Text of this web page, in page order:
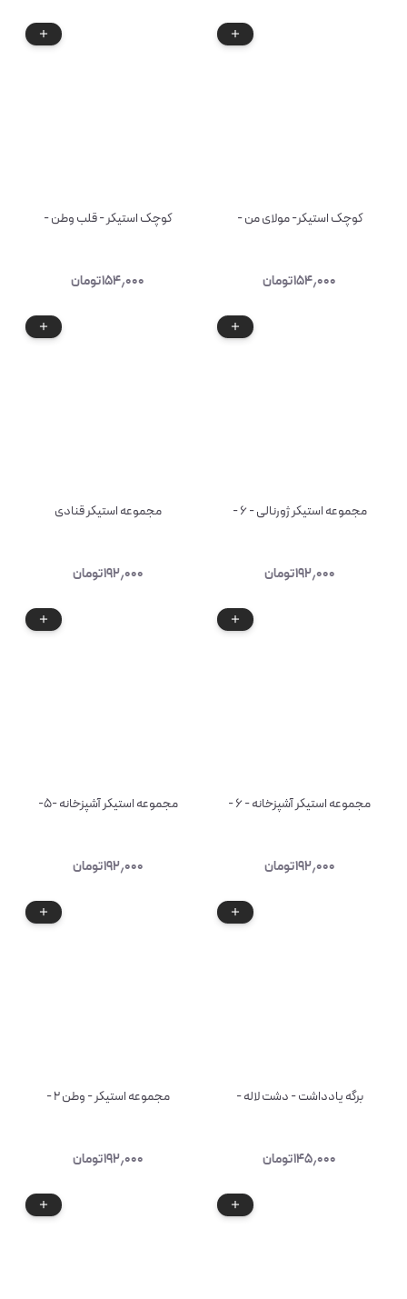
کوچک استیکر- مولای من -
۱۵۴٫۰۰۰تومان
کوچک استیکر - قلب وطن -
۱۵۴٫۰۰۰تومان
مجموعه استیکر ژورنالی - ۶ -
۱۹۲٫۰۰۰تومان
مجموعه استیکر قنادی
۱۹۲٫۰۰۰تومان
مجموعه استیکر آشپزخانه - ۶ -
۱۹۲٫۰۰۰تومان
مجموعه استیکر آشپزخانه -۵-
۱۹۲٫۰۰۰تومان
برگه یادداشت - دشت لاله -
۱۴۵٫۰۰۰تومان
مجموعه استیکر - وطن ۲ -
۱۹۲٫۰۰۰تومان